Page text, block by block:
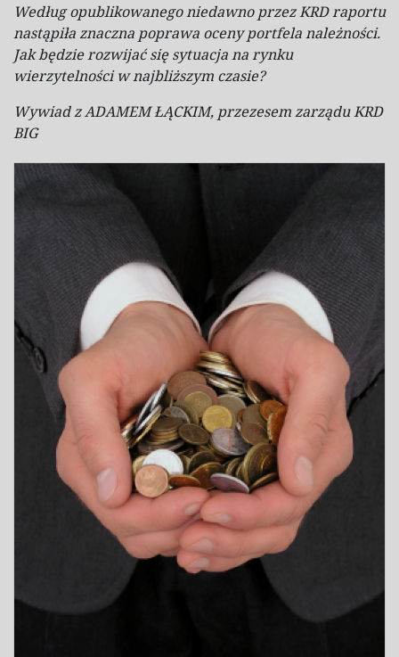
Według opublikowanego niedawno przez KRD raportu
nastąpiła znaczna poprawa oceny portfela należności.
Jak będzie rozwijać się sytuacja na rynku
wierzytelności w najbliższym czasie?
Wywiad z ADAMEM ŁĄCKIM, przezesem zarządu KRD
BIG